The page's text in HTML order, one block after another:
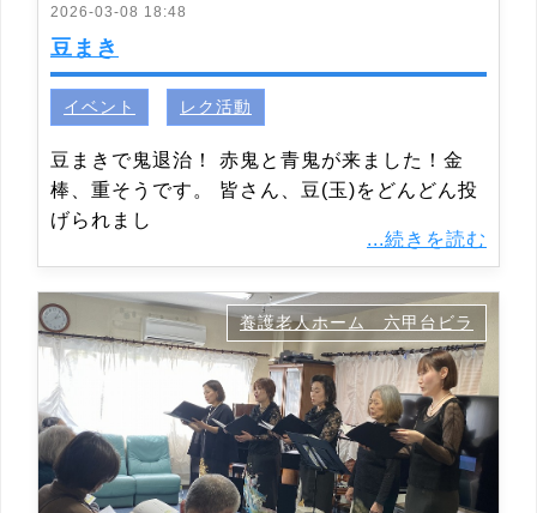
2026-03-08 18:48
豆まき
イベント レク活動
豆まきで鬼退治！ 赤鬼と青鬼が来ました！金
棒、重そうです。 皆さん、豆(玉)をどんどん投
げられまし
...続きを読む
養護老人ホーム 六甲台ビラ